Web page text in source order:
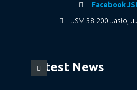
Facebook
JSM 38-200 Jasło,
Latest News